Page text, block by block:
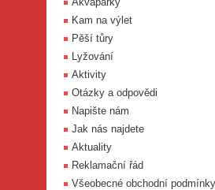
Kam na výlet
Pěší tůry
Lyžování
Aktivity
Otázky a odpovědi
Napište nám
Jak nás najdete
Aktuality
Reklamační řád
Všeobecné obchodní podmínky